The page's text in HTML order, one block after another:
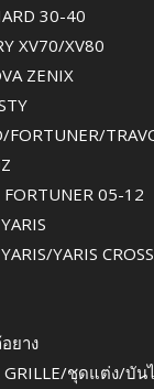
30-40
XV70/XV80
ZENIX
FORTUNER/
05-12
YARIS
ยาง
GRILLE/ชุดแต่ง/บั